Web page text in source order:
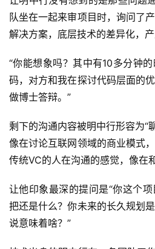
队坐在一起来审项目时，询问了
解决方案，底层技术的差异化，产
“你能想象吗？其中有10多分钟
码，对方和我在探讨代码层面的
做博士答辩。”
剩下的沟通内容被明中行形容为“
像在讨论互联网领域的商业模式
传统VC的人在沟通的感觉，像在
让他印象最深的提问是“你这个
把还是什么？你未来的长久规划
说意味着啥？”